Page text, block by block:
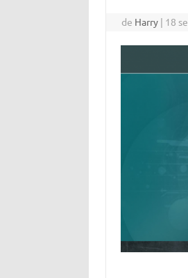
de Harry | 18